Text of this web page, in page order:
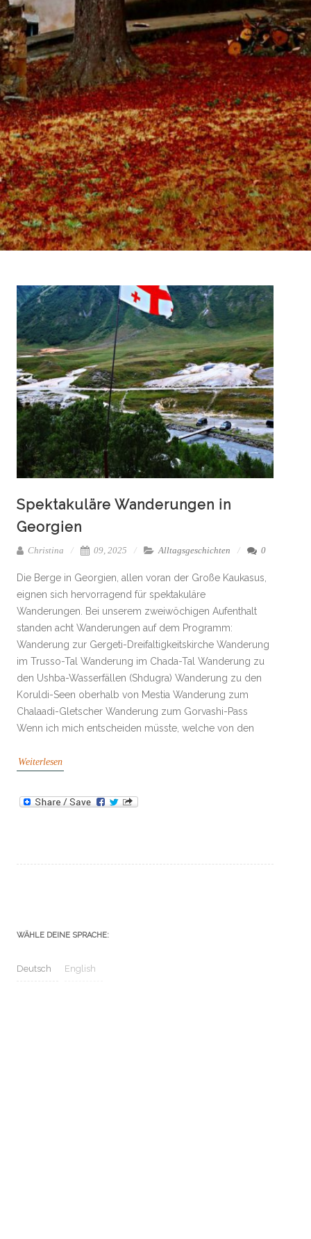
Spektakuläre Wanderungen in
Georgien
Christina 09, 2025 Alltagsgeschichten 0
Die Berge in Georgien, allen voran der Große Kaukasus,
eignen sich hervorragend für spektakuläre
Wanderungen. Bei unserem zweiwöchigen Aufenthalt
standen acht Wanderungen auf dem Programm:
Wanderung zur Gergeti-Dreifaltigkeitskirche Wanderung
im Trusso-Tal Wanderung im Chada-Tal Wanderung zu
den Ushba-Wasserfällen (Shdugra) Wanderung zu den
Koruldi-Seen oberhalb von Mestia Wanderung zum
Chalaadi-Gletscher Wanderung zum Gorvashi-Pass
Wenn ich mich entscheiden müsste, welche von den
Weiterlesen
WÄHLE DEINE SPRACHE:
Deutsch English